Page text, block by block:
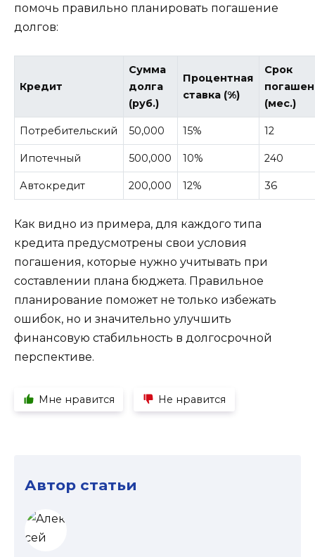
помочь правильно планировать погашение
долгов:
Кредит
Сумма
долга
(руб.)
Процентная
ставка (%)
Срок
(мес.)
Потребительский 50,000 15% 12
Ипотечный 500,000 10% 240
Автокредит 200,000 12% 36
Как видно из примера, для каждого типа
кредита предусмотрены свои условия
погашения, которые нужно учитывать при
составлении плана бюджета. Правильное
планирование поможет не только избежать
ошибок, но и значительно улучшить
финансовую стабильность в долгосрочной
перспективе.
Мне нравится Не нравится
Автор статьи